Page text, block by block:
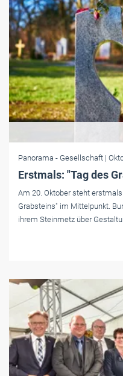
Panorama - Gesellschaft |
Erstmals: "Tag des
Am 20. Oktober steht
Grabsteins" im Mittelpunkt.
ihrem Steinmetz über